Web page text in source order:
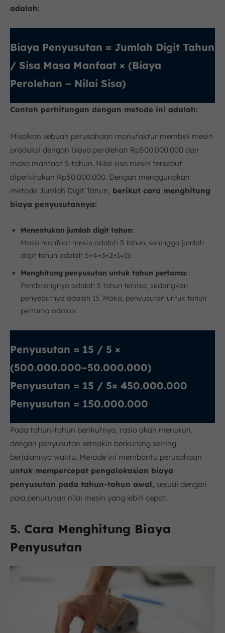
adalah:
Biaya Penyusutan = Jumlah Digit Tahun
/ Sisa Masa Manfaat​ × (Biaya
Perolehan − Nilai Sisa)
Contoh perhitungan dengan metode ini adalah:
Misalkan sebuah perusahaan manufaktur membeli mesin
produksi dengan biaya perolehan Rp500.000.000 dan
masa manfaat 5 tahun. Nilai sisa mesin tersebut
diperkirakan Rp50.000.000. Dengan menggunakan
metode Jumlah Digit Tahun, berikut cara menghitung
biaya penyusutannya:
Menentukan jumlah digit tahun:
Masa manfaat mesin adalah 5 tahun, sehingga jumlah
digit tahun adalah 5+4+3+2+1=15
Menghitung penyusutan untuk tahun pertama:
Pembilangnya adalah 5 tahun tersisa, sedangkan
penyebutnya adalah 15. Maka, penyusutan untuk tahun
pertama adalah:
Penyusutan = 15 / 5 ​×
(500.000.000−50.000.000)
Penyusutan = 15 / 5​× 450.000.000
Penyusutan = 150.000.000
Pada tahun-tahun berikutnya, rasio akan menurun,
dengan penyusutan semakin berkurang seiring
berjalannya waktu. Metode ini membantu perusahaan
untuk mempercepat pengalokasian biaya
penyusutan pada tahun-tahun awal, sesuai dengan
pola penurunan nilai mesin yang lebih cepat.
5. Cara Menghitung Biaya
Penyusutan